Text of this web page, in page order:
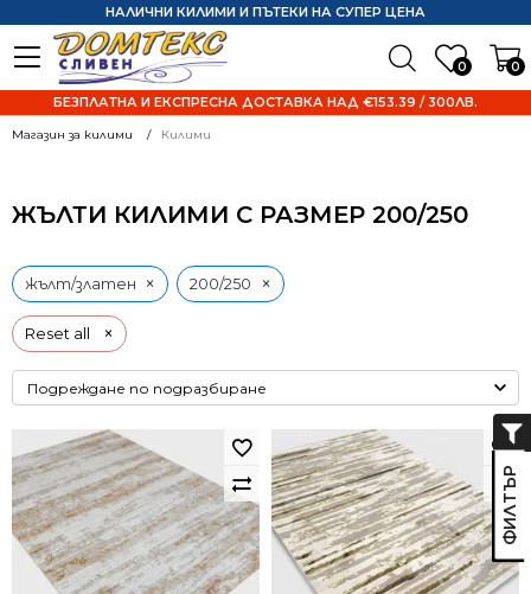
0 0
НАЛИЧНИ КИЛИМИ И ПЪТЕКИ НА СУПЕР ЦЕНА
БЕЗПЛАТНА И ЕКСПРЕСНА ДОСТАВКА НАД €153.39 / 300ЛВ.
Магазин за килими Килими
ЖЪЛТИ КИЛИМИ С РАЗМЕР 200/250
Reset all ×
жълт/златен × 200/250 ×